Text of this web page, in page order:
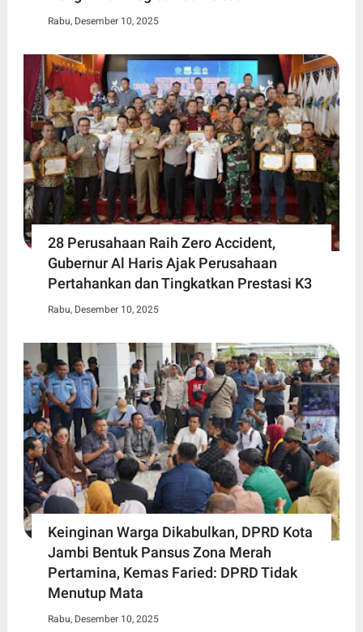
Rabu, Desember 10, 2025
28 Perusahaan Raih Zero Accident,
Gubernur Al Haris Ajak Perusahaan
Pertahankan dan Tingkatkan Prestasi K3
Rabu, Desember 10, 2025
Keinginan Warga Dikabulkan, DPRD Kota
Jambi Bentuk Pansus Zona Merah
Pertamina, Kemas Faried: DPRD Tidak
Menutup Mata
Rabu, Desember 10, 2025